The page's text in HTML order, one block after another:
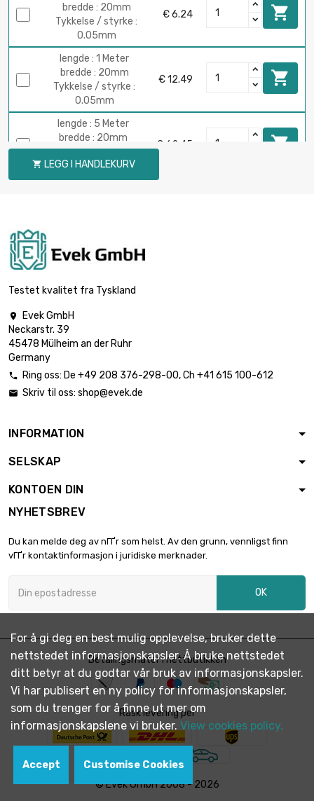
bredde : 20mm
Tykkelse / styrke :
0.05mm
€ 6.24 
lengde : 1 Meter
bredde : 20mm
Tykkelse / styrke :
0.05mm
€ 12.49 
lengde : 5 Meter
bredde : 20mm
Tykkelse / styrke :
0.05mm
€ 62.45 
lengde : 25 Meter
0.05mm
lengde : 50 Meter
bredde : 20mm
Tykkelse / styrke :
bredde : 20mm
0.05mm
0.05mm
lengde : 0.2 Meter
Tykkelse / styrke :
0.05mm
€ 4.96 
bredde : 50mm
lengde : 0.4 Meter
bredde : 50mm
Tykkelse / styrke :
0.05mm
€ 9.37 
lengde : 0.5 Meter
bredde : 50mm
Tykkelse / styrke :
€ 11.71 
bredde : 50mm
 LEGG I HANDLEKURV
Testet kvalitet fra Tyskland

Evek GmbH
Neckarstr. 39
45478 Mülheim an der Ruhr
Germany
 Ring oss: De +49 208 376-298-00, Ch +41 615 100-612
 Skriv til oss: shop@evek.de
INFORMATION
SELSKAP
KONTOEN DIN
NYHETSBREV
Du kan melde deg av nГҐr som helst. Av den grunn, vennligst finn
vГҐr kontaktinformasjon i juridiske merknader.
OK
Betalingsmåter i nettbutikken
Rask levering per
© Evek GmbH 2008 - 2026
For å gi deg en best mulig opplevelse, bruker dette
nettstedet informasjonskapsler. Å bruke nettstedet
ditt betyr at du godtar vår bruk av informasjonskapsler.
Vi har publisert en ny policy for informasjonskapsler,
som du trenger for å finne ut mer om
informasjonskapslene vi bruker. View cookies policy.
Accept Customise Cookies